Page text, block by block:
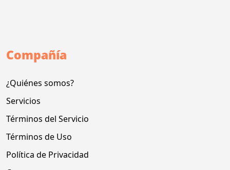
Compañía
¿Quiénes somos?
Servicios
Términos del Servicio
Términos de Uso
Política de Privacidad